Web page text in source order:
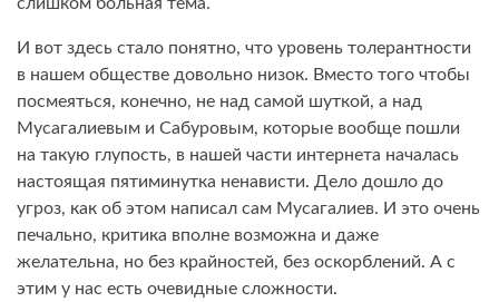
слишком больная тема.
И вот здесь стало понятно, что уровень толерантности
в нашем обществе довольно низок. Вместо того чтобы
посмеяться, конечно, не над самой шуткой, а над
Мусагалиевым и Сабуровым, которые вообще пошли
на такую глупость, в нашей части интернета началась
настоящая пятиминутка ненависти. Дело дошло до
угроз, как об этом написал сам Мусагалиев. И это очень
печально, критика вполне возможна и даже
желательна, но без крайностей, без оскорблений. А с
этим у нас есть очевидные сложности.